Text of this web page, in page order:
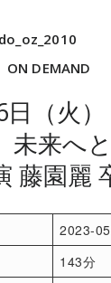
ON DEMAND
（火
未来へ
藤園麗
2023-
143分